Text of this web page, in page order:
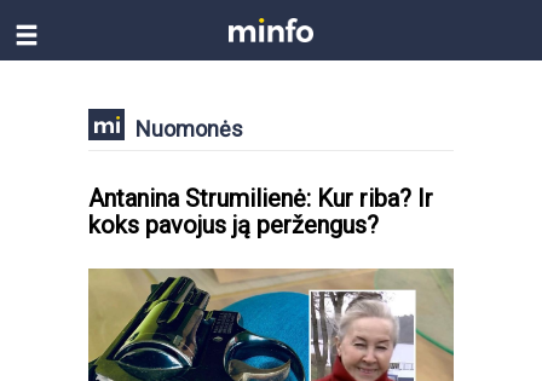
Nuomonės
Antanina Strumilienė: Kur riba? Ir
koks pavojus ją peržengus?